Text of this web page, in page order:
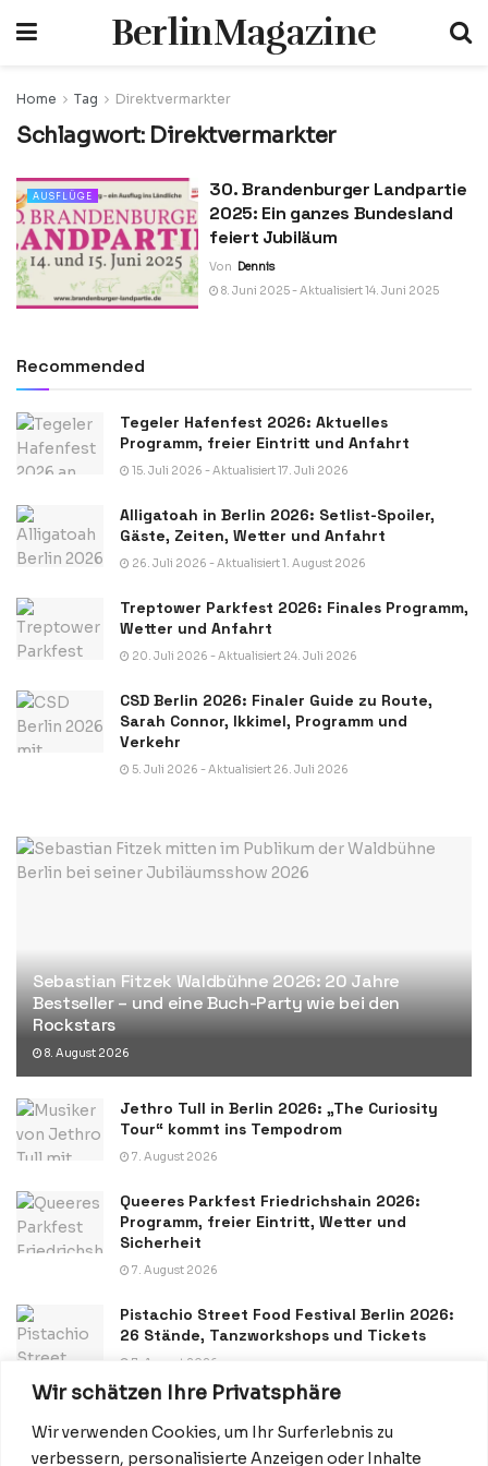
Wir schätzen Ihre Privatsphäre
Wir verwenden Cookies, um Ihr Surferlebnis zu
verbessern, personalisierte Anzeigen oder Inhalte
BerlinMagazine
Home Tag Direktvermarkter
Schlagwort: Direktvermarkter
AUSFLÜGE
30. Brandenburger Landpartie
2025: Ein ganzes Bundesland
feiert Jubiläum
Von Dennis
8. Juni 2025 - Aktualisiert 14. Juni 2025
Recommended
Tegeler Hafenfest 2026: Aktuelles
Programm, freier Eintritt und Anfahrt
15. Juli 2026 - Aktualisiert 17. Juli 2026
Alligatoah in Berlin 2026: Setlist-Spoiler,
Gäste, Zeiten, Wetter und Anfahrt
26. Juli 2026 - Aktualisiert 1. August 2026
Treptower Parkfest 2026: Finales Programm,
Wetter und Anfahrt
20. Juli 2026 - Aktualisiert 24. Juli 2026
CSD Berlin 2026: Finaler Guide zu Route,
Sarah Connor, Ikkimel, Programm und
Verkehr
5. Juli 2026 - Aktualisiert 26. Juli 2026
Sebastian Fitzek Waldbühne 2026: 20 Jahre
Bestseller – und eine Buch-Party wie bei den
Rockstars
8. August 2026
Jethro Tull in Berlin 2026: „The Curiosity
Tour“ kommt ins Tempodrom
7. August 2026
Queeres Parkfest Friedrichshain 2026:
Programm, freier Eintritt, Wetter und
Sicherheit
7. August 2026
Pistachio Street Food Festival Berlin 2026:
26 Stände, Tanzworkshops und Tickets
7. August 2026